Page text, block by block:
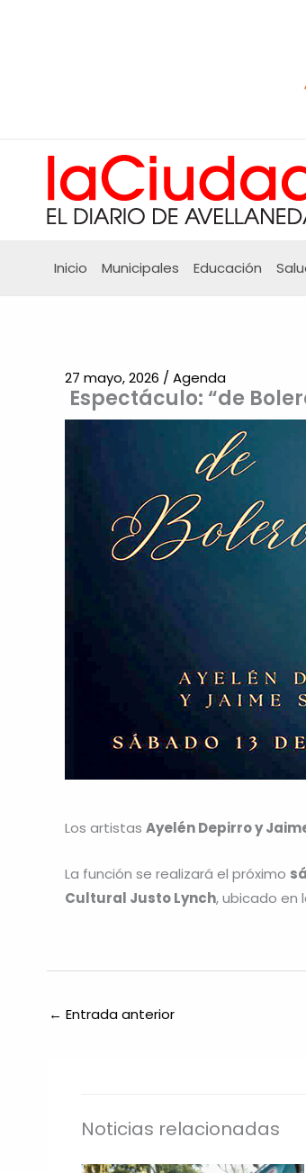
Inicio Municipales Educación
Espectáculo: “de
27 mayo, 2026 / Agenda
Los artistas Ayelén Depirro y
La función se realizará el próximo
Cultural Justo Lynch, ubicado en
← Entrada anterior
Noticias relacionadas